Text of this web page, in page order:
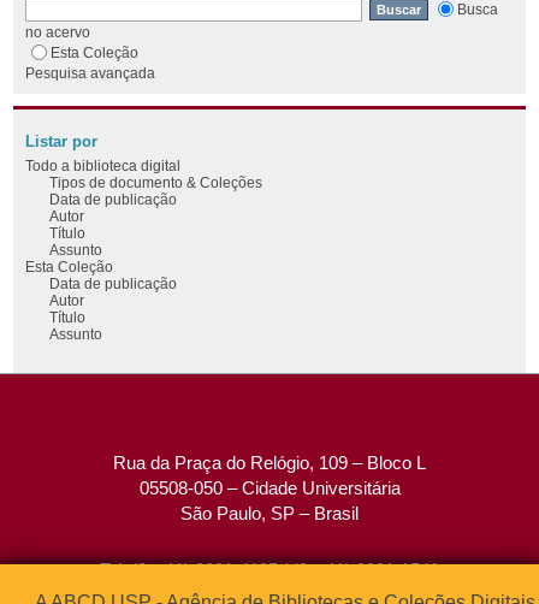
Busca
no acervo
Esta Coleção
Pesquisa avançada
Listar por
Todo a biblioteca digital
Tipos de documento & Coleções
Data de publicação
Autor
Título
Assunto
Esta Coleção
Data de publicação
Autor
Título
Assunto
Rua da Praça do Relógio, 109 – Bloco L
05508-050 – Cidade Universitária
São Paulo, SP – Brasil
Tel: (0xx11) 3091-4195 / (0xx11) 3091-1541
Fax: (0xx11) 3091-1567